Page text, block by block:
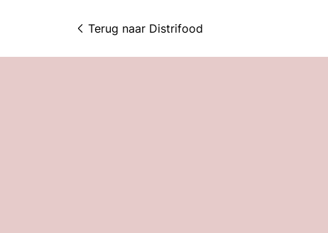
Terug naar Distrifood